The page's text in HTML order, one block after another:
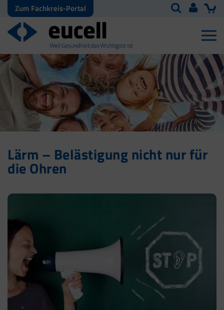
Zum Fachkreis-Portal
Lärm – Belästigung nicht nur für
die Ohren